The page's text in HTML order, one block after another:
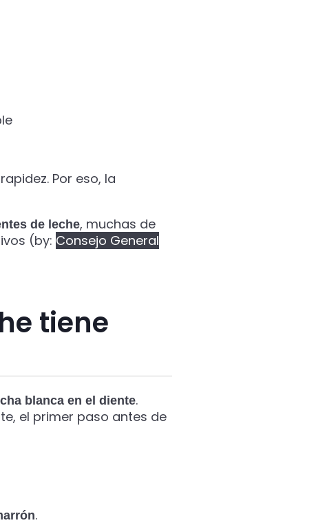
Por eso, la
de leche, muchas de
(by: Consejo General
tiene
blanca en el diente.
el primer paso antes de
.